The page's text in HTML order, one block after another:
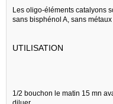
Les oligo-éléments catalyons
sans bisphénol A, sans
UTILISATION
1/2 bouchon le matin 15 mn